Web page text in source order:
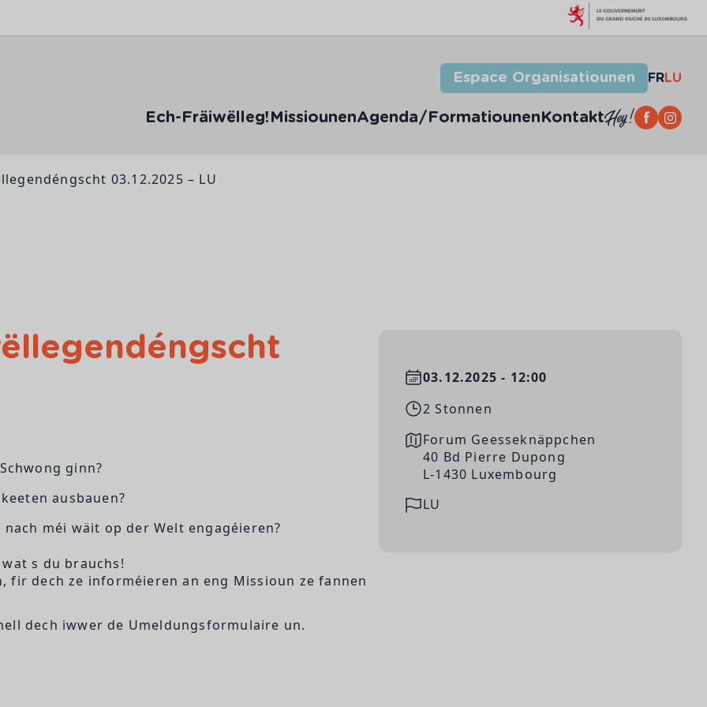
Espace Organisatiounen FRLU
Ech-Fräiwëlleg! MissiounenAgenda/FormatiounenKontakt
03.12.2025 – LU
ginn?
ausbauen?
méi wäit op der Welt engagéieren?
s du brauchs!
fir dech ze informéieren an eng Missioun ze fannen
dech iwwer de Umeldungsformulaire un.
03.12.2025 - 12:00
2 Stonnen
Forum Geesseknäppchen
40 Bd Pierre Dupong
L-1430 Luxembourg
LU